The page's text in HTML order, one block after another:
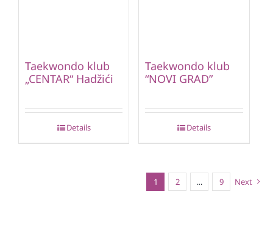
Taekwondo klub
„CENTAR“ Hadžići
Details
Taekwondo klub
“NOVI GRAD”
Details
1 2 … 9 Next